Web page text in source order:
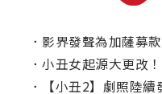
． 影界發聲為加薩募
． 小丑女起源大更改！【小
．
【小丑2】劇照陸續發表